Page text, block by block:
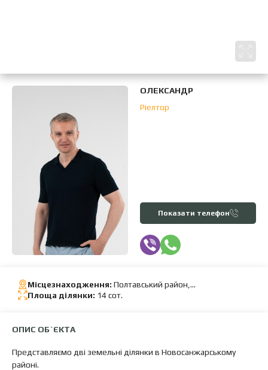
ОЛЕКСАНДР
Ріелтор
Показати телефон
Місцезнаходження: Полтавський район,
.Новосанжарський р-н
Площа ділянки: 14 сот.
ОПИС ОБ`ЄКТА
Представляємо дві земельні ділянки в Новосанжарському
районі.